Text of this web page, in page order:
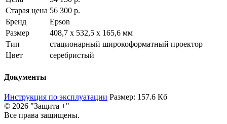
Старая цена 56 300 р.
Бренд
Epson
Размер
408,7 x 532,5 x 165,6 мм
Тип
стационарный широкоформатный проектор
Цвет
серебристый
Документы
Инструкция по эксплуатации Размер: 157.6 Кб
© 2026 "Защита +"
Все права защищены.